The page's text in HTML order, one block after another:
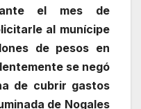
el mes de
al munícipe
de pesos en
se negó
de cubrir gastos
de Nogales